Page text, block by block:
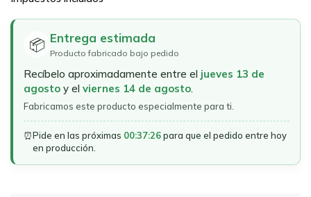
📦 Entrega estimada
Producto fabricado bajo pedido
Recíbelo aproximadamente entre el jueves 13 de
agosto y el viernes 14 de agosto.
Fabricamos este producto especialmente para ti.
⏰Pide en las próximas 00:37:26para que el pedido entre hoy
en producción.